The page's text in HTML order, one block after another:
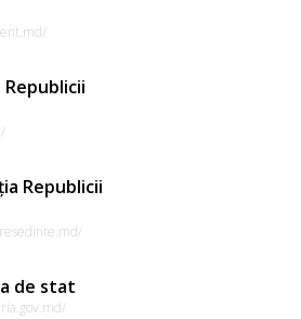
Republicii
de stat